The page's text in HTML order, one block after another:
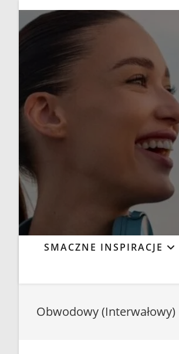
SMACZNE INSPIRACJE
Obwodowy (Interwałowy)